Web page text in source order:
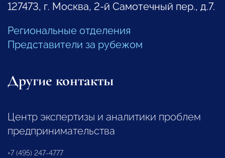
127473, г. Москва, 2-й Самотечный пер., д.7.
Региональные отделения
Представители за рубежом
Другие контакты
Центр экспертизы и аналитики проблем
предпринимательства
+7 (495) 247-4777